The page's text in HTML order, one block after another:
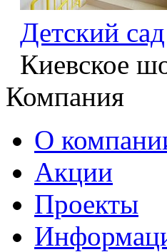
Детский сад
Киевское
Компания
О
Акции
Проекты